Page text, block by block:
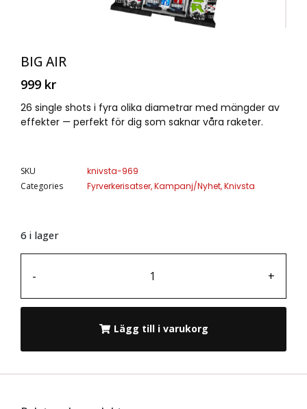
BIG AIR
999 kr
26 single shots i fyra olika diametrar med mängder av
effekter — perfekt för dig som saknar våra raketer.
SKU
knivsta-969
Categories
Fyrverkerisatser,Kampanj/Nyhet,Knivsta
6 i lager
- +
Lägg till i varukorg